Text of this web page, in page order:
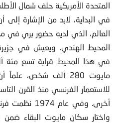
المتحدة الأمريكية حلف شمال
في البداية، لابد من الإشارة
العالم، الذي لديه حضور بري في
المحيط الهندي. ويعيش في جزيرة
في هذا المحيط قرابة تسع مئة
مايوت 280 ألف شخص،
للاستعمار الفرنسي منذ القرن
أخرى. وفي
واختار سكان مايوت البقاء ضمن